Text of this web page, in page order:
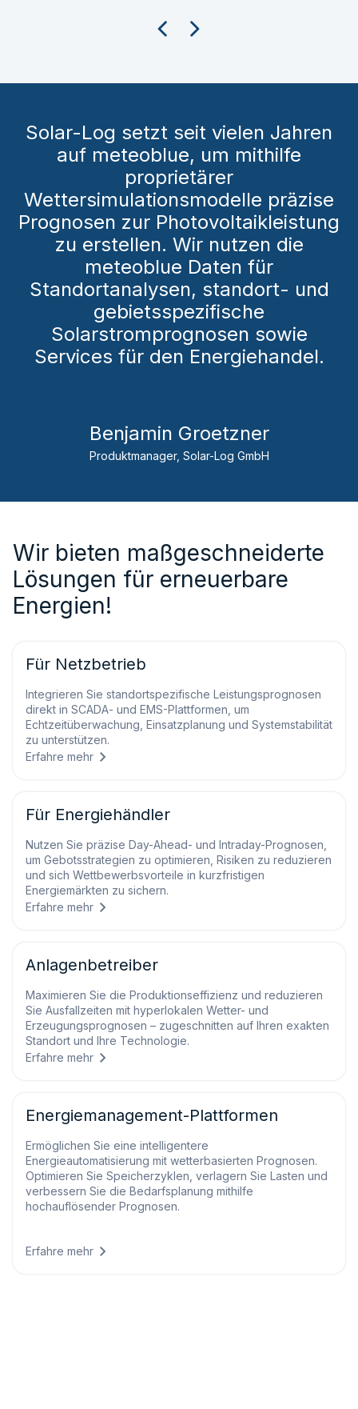
Solar-Log setzt seit vielen Jahren
auf meteoblue, um mithilfe
proprietärer
Wettersimulationsmodelle präzise
Prognosen zur Photovoltaikleistung
zu erstellen. Wir nutzen die
meteoblue Daten für
Standortanalysen, standort- und
gebietsspezifische
Solarstromprognosen sowie
Services für den Energiehandel.
Benjamin Groetzner
Produktmanager, Solar-Log GmbH
Wir bieten maßgeschneiderte
Lösungen für erneuerbare
Energien!
Für Netzbetrieb
Integrieren Sie standortspezifische Leistungsprognosen
direkt in SCADA- und EMS-Plattformen, um
Echtzeitüberwachung, Einsatzplanung und Systemstabilität
zu unterstützen.
Erfahre mehr
Für Energiehändler
Nutzen Sie präzise Day-Ahead- und Intraday-Prognosen,
um Gebotsstrategien zu optimieren, Risiken zu reduzieren
und sich Wettbewerbsvorteile in kurzfristigen
Energiemärkten zu sichern.
Erfahre mehr
Anlagenbetreiber
Maximieren Sie die Produktionseffizienz und reduzieren
Sie Ausfallzeiten mit hyperlokalen Wetter- und
Erzeugungsprognosen – zugeschnitten auf Ihren exakten
Standort und Ihre Technologie.
Erfahre mehr
Energiemanagement-Plattformen
Ermöglichen Sie eine intelligentere
Energieautomatisierung mit wetterbasierten Prognosen.
Optimieren Sie Speicherzyklen, verlagern Sie Lasten und
verbessern Sie die Bedarfsplanung mithilfe
hochauflösender Prognosen.
Erfahre mehr